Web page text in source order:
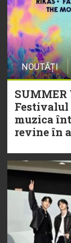
NOUTĂȚI
SUMMER
Festivalul
muzica
revine în